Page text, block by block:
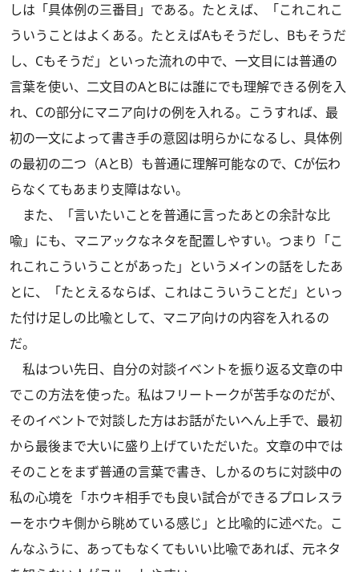
しは「具体例の三番目」である。たとえば、「これこれこ
ういうことはよくある。たとえばAもそうだし、Bもそうだ
し、Cもそうだ」といった流れの中で、一文目には普通の
言葉を使い、二文目のAとBには誰にでも理解できる例を入
れ、Cの部分にマニア向けの例を入れる。こうすれば、最
初の一文によって書き手の意図は明らかになるし、具体例
の最初の二つ（AとB）も普通に理解可能なので、Cが伝わ
らなくてもあまり支障はない。
また、「言いたいことを普通に言ったあとの余計な比
喩」にも、マニアックなネタを配置しやすい。つまり「こ
れこれこういうことがあった」というメインの話をしたあ
とに、「たとえるならば、これはこういうことだ」といっ
た付け足しの比喩として、マニア向けの内容を入れるの
だ。
私はつい先日、自分の対談イベントを振り返る文章の中
でこの方法を使った。私はフリートークが苦手なのだが、
そのイベントで対談した方はお話がたいへん上手で、最初
から最後まで大いに盛り上げていただいた。文章の中では
そのことをまず普通の言葉で書き、しかるのちに対談中の
私の心境を「ホウキ相手でも良い試合ができるプロレスラ
ーをホウキ側から眺めている感じ」と比喩的に述べた。こ
んなふうに、あってもなくてもいい比喩であれば、元ネタ